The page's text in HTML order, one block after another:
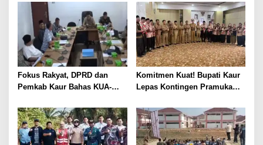
Fokus Rakyat, DPRD dan
Pemkab Kaur Bahas KUA-
Komitmen Kuat! Bupati Kaur
Lepas Kontingen Pramuka
2026